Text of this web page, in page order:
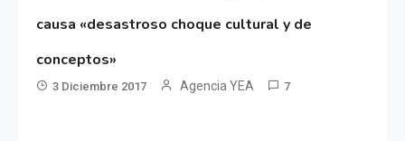
causa «desastroso choque cultural y de
conceptos»
3 Diciembre 2017 Agencia YEA 7